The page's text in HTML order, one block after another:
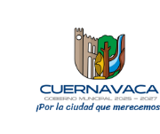
Gobierno